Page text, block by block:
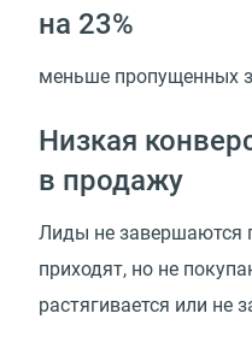
на 23%
меньше пропущенных
Низкая
в продажу
Лиды не завершаются
приходят, но не
растягивается или не